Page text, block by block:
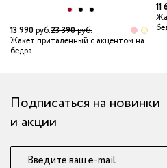
13 990руб.23 390руб.
Жакет приталенный с акцентом на
бедра
11
Подписаться на новинки
и акции
Введите ваш e-mail